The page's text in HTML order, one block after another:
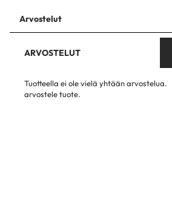
Arvostelut
ARVOSTELUT
Tuotteella ei ole vielä yhtään arvostelua.
arvostele tuote.